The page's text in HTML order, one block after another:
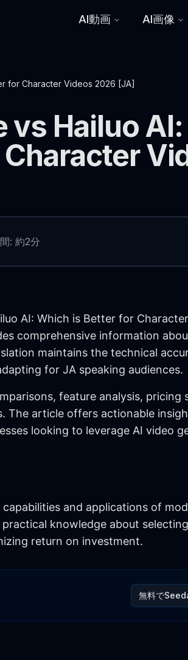
AI動画 AI画像
for Character Videos 2026 [JA]
vs Hailuo
: 約2分
AI: Which is Better for
comprehensive information
maintains the technical
for JA speaking audiences.
feature analysis, pricing
The article offers actionable
looking to leverage AI video
and applications of
knowledge about
return on investment.
無料で